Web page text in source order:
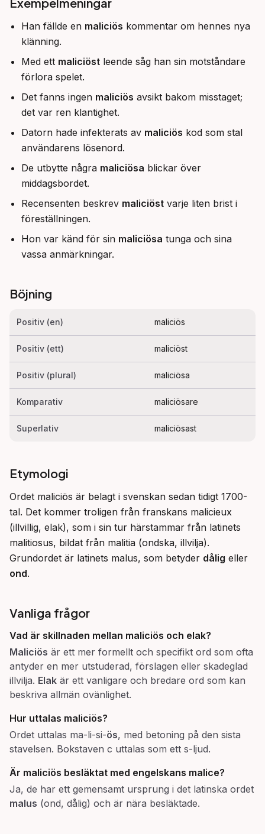
Han fällde en maliciös kommentar om hennes nya
klänning.
Med ett maliciöst leende såg han sin motståndare
förlora spelet.
Det fanns ingen maliciös avsikt bakom misstaget;
det var ren klantighet.
Datorn hade infekterats av maliciös kod som stal
användarens lösenord.
De utbytte några maliciösa blickar över
middagsbordet.
Recensenten beskrev maliciöst varje liten brist i
föreställningen.
Hon var känd för sin maliciösa tunga och sina
vassa anmärkningar.
Böjning
Positiv (en) maliciös
Positiv (ett) maliciöst
Positiv (plural) maliciösa
Komparativ maliciösare
Superlativ maliciösast
Etymologi
Ordet maliciös är belagt i svenskan sedan tidigt 1700-
tal. Det kommer troligen från franskans malicieux
(illvillig, elak), som i sin tur härstammar från latinets
malitiosus, bildat från malitia (ondska, illvilja).
Grundordet är latinets malus, som betyder dålig
ond.
Vanliga frågor
Vad är skillnaden mellan maliciös och elak?
Maliciös är ett mer formellt och specifikt ord som ofta
antyder en mer utstuderad, förslagen eller skadeglad
illvilja. Elak är ett vanligare och bredare ord som kan
beskriva allmän ovänlighet.
Hur uttalas maliciös?
Ordet uttalas ma-li-si-ös, med betoning på den sista
stavelsen. Bokstaven c uttalas som ett s-ljud.
Är maliciös besläktat med engelskans malice?
Ja, de har ett gemensamt ursprung i det latinska ordet
malus (ond, dålig) och är nära besläktade.